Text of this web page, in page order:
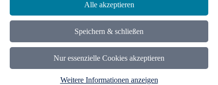
Alle akzeptieren
Speichern & schließen
Nur essenzielle Cookies akzeptieren
Weitere Informationen anzeigen